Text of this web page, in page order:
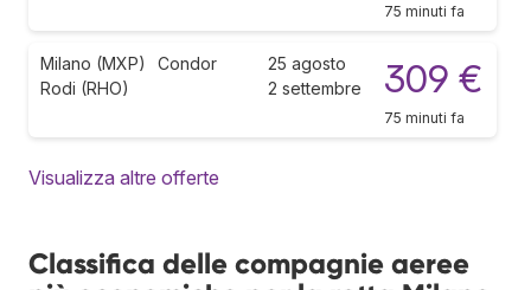
75 minuti fa
Milano (MXP)
Rodi (RHO)
Condor
25 agosto
2 settembre
309 €
75 minuti fa
Visualizza altre offerte
Classifica delle compagnie aeree